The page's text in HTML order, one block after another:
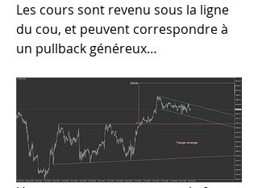
Les cours sont revenu sous la ligne
du cou, et peuvent correspondre à
un pullback généreux…